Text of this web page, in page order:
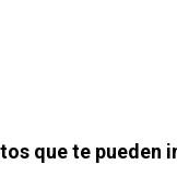
que te pueden